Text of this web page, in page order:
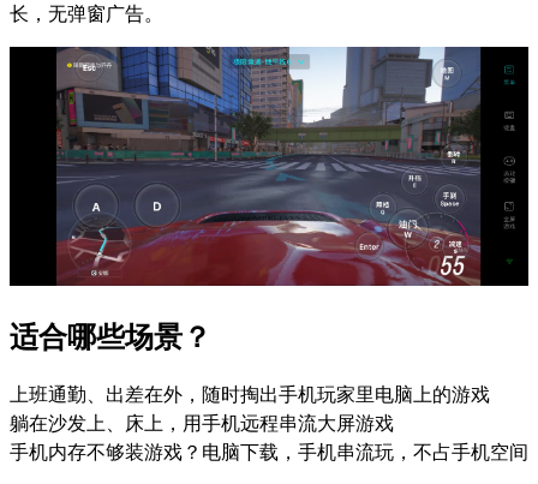
长，无弹窗广告。
适合哪些场景？
上班通勤、出差在外，随时掏出手机玩家里电脑上的游戏
躺在沙发上、床上，用手机远程串流大屏游戏
手机内存不够装游戏？电脑下载，手机串流玩，不占手机空间